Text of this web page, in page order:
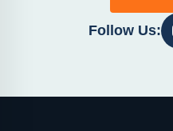
Follow Us: